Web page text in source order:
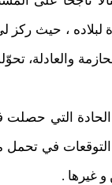
لبلاده ، حيث
الحازمة
التي حصلت
في تحمل
و غيرها .